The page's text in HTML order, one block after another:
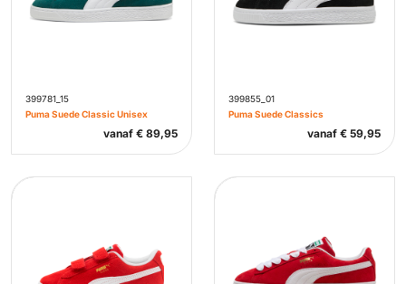
399781_15
Puma Suede Classic Unisex
vanaf € 89,95
399855_01
Puma Suede Classics
vanaf € 59,95